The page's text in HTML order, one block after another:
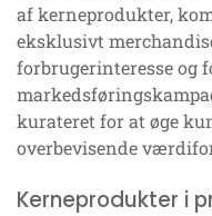
af kerneprodukter,
eksklusivt
forbrugerinteresse og
kurateret for at øge
overbevisende
Kerneprodukter i